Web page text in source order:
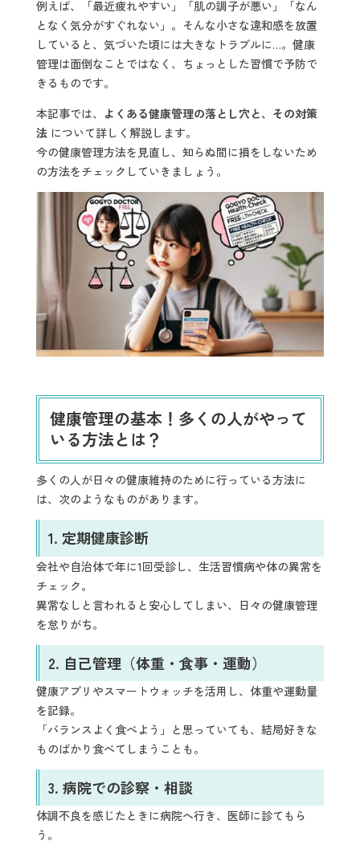
例えば、「最近疲れやすい」「肌の調子が悪い」「なん
となく気分がすぐれない」。そんな小さな違和感を放置
していると、気づいた頃には大きなトラブルに…。健康
管理は面倒なことではなく、ちょっとした習慣で予防で
きるものです。
本記事では、 よくある健康管理の落とし穴と、その対策
法について詳しく解説します。
今の健康管理方法を見直し、知らぬ間に損をしないため
の方法をチェックしていきましょう。
健康管理の基本！多くの人がやって
いる方法とは？
多くの人が日々の健康維持のために行っている方法に
は、次のようなものがあります。
1. 定期健康診断
会社や自治体で年に1回受診し、生活習慣病や体の異常を
チェック。
異常なしと言われると安心してしまい、日々の健康管理
を怠りがち。
2. 自己管理（体重・食事・運動）
健康アプリやスマートウォッチを活用し、体重や運動量
を記録。
「バランスよく食べよう」と思っていても、結局好きな
ものばかり食べてしまうことも。
3. 病院での診察・相談
体調不良を感じたときに病院へ行き、医師に診てもら
う。